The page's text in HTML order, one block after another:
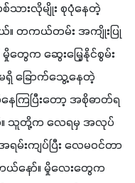
ားလိုမျိုး စုပုံနေတဲ့
ယ်။ တကယ်တမ်း အကျိုးပြု
ေက ဆွေးမြေ့နိုင်စွမ်း
မရှိ ခြောက်သွေ့နေတဲ့
ကြပြီးတော့ အစိုဓာတ်ရ
ယ်။ သူတို့က လေရမှ အလုပ်
မ်းကျပ်ပြီး လေမဝင်တာ
တယ်နော်။ မှိုလေးတွေက